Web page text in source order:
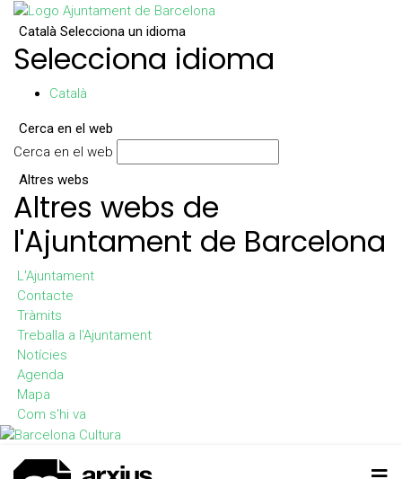
Català Selecciona un idioma
Selecciona idioma
Català
Cerca en el web
Cerca en el web
Altres webs
Altres webs de
l'Ajuntament de Barcelona
L'Ajuntament
Contacte
Tràmits
Treballa a l'Ajuntament
Notícies
Agenda
Mapa
Com s'hi va